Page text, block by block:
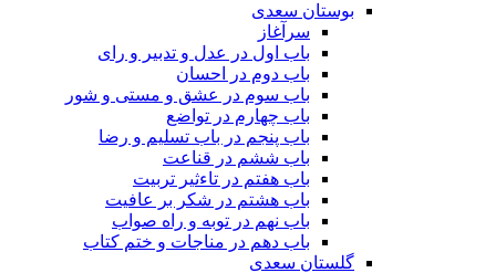
بوستان سعدی
سرآغاز
باب اول در عدل و تدبیر و رای
باب دوم در احسان
باب سوم در عشق و مستی و شور
باب چهارم در تواضع
باب پنجم در باب تسلیم و رضا
باب ششم در قناعت
باب هفتم در تاءثیر تربیت
باب هشتم در شکر بر عافیت
باب نهم در توبه و راه صواب
باب دهم در مناجات و ختم کتاب
گلستان سعدی